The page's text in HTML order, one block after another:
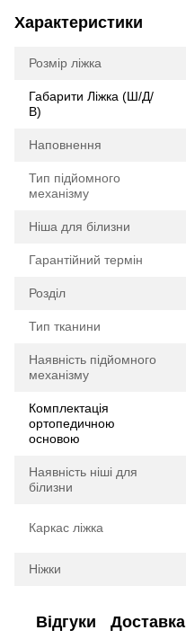
Характеристики
Розмір ліжка
Габарити Ліжка (Ш/Д/
В)
Наповнення
Тип підйомного
механізму
Ніша для білизни
Гарантійний термін
Розділ
Тип тканини
Наявність підйомного
механізму
Комплектація
ортопедичною
основою
Наявність ніші для
білизни
Каркас ліжка
Ніжки
Відгуки Доставка